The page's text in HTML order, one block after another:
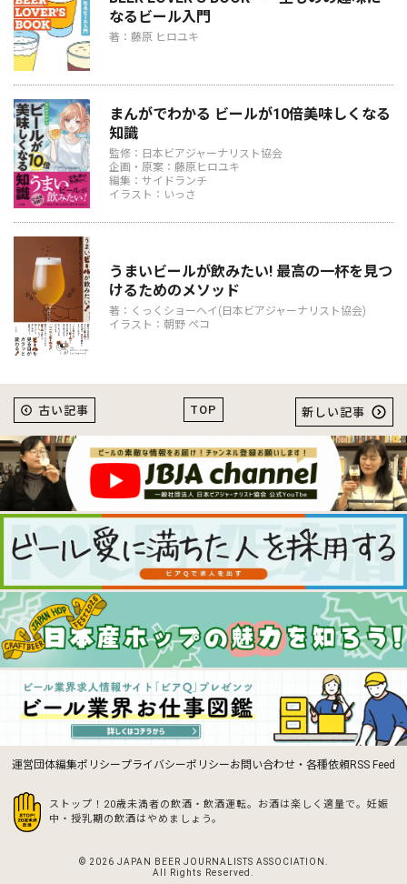
なるビール入門
著：藤原 ヒロユキ
まんがでわかる ビールが10倍美味しくなる
知識
監修：日本ビアジャーナリスト協会
企画・原案：藤原ヒロユキ
編集：サイドランチ
イラスト：いっさ
うまいビールが飲みたい! 最高の一杯を見つ
けるためのメソッド
著：くっくショーヘイ(日本ビアジャーナリスト協会)
イラスト：朝野 ペコ
TOP
古い記事 新しい記事
運営団体編集ポリシープライバシーポリシーお問い合わせ・各種依頼RSS Feed
ストップ！20歳未満者の飲酒・飲酒運転。お酒は楽しく適量で。 妊娠
中・授乳期の飲酒はやめましょう。
© 2026 JAPAN BEER JOURNALISTS ASSOCIATION.
All Rights Reserved.